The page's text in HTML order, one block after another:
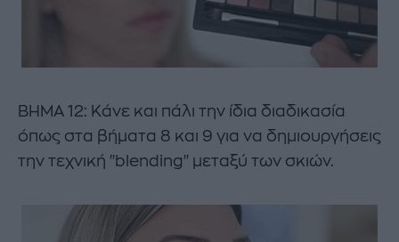
ΒΗΜΑ 12: Κάνε και πάλι την ίδια διαδικασία
όπως στα βήματα 8 και 9 για να δημιουργήσεις
την τεχνική "blending" μεταξύ των σκιών.